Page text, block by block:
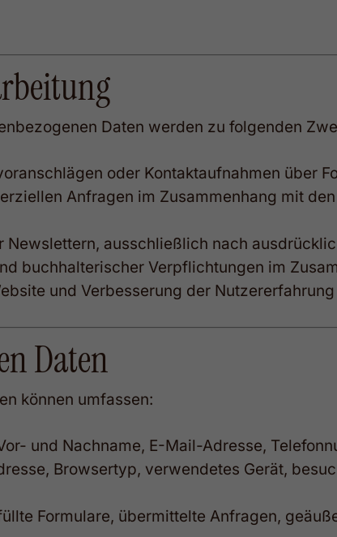
Daten werden zu folgenden
oder Kontaktaufnahmen über
Anfragen im Zusammenhang mit
Newslettern, ausschließlich nach
buchhalterischer Verpflichtungen im
und Verbesserung der
Daten
können umfassen:
und Nachname, E-Mail-Adresse,
Browsertyp, verwendetes Gerät,
Formulare, übermittelte Anfragen,